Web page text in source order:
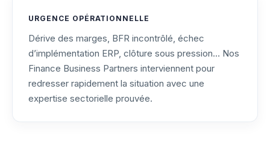
URGENCE OPÉRATIONNELLE
Dérive des marges, BFR incontrôlé, échec
d’implémentation ERP, clôture sous pression… Nos
Finance Business Partners interviennent pour
redresser rapidement la situation avec une
expertise sectorielle prouvée.